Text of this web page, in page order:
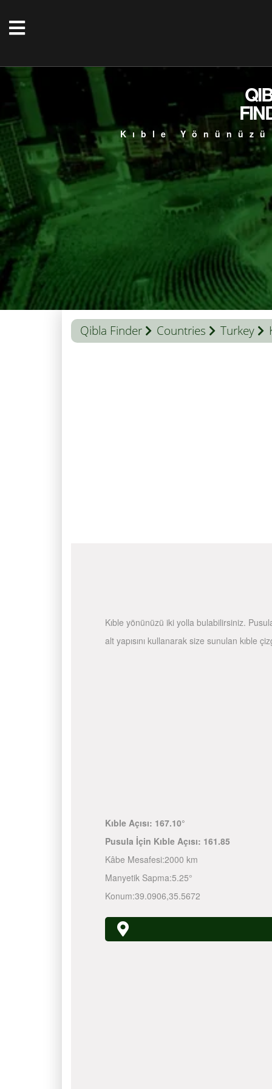
Kıble
Qibla Finder Countries Turkey
Kıble yönünüzü iki yolla bulabilirsiniz.
alt yapısını kullanarak size sunulan kıble
Kıble Açısı: 167.10°
Pusula İçin Kıble Açısı: 161.85
Kâbe Mesafesi:2000 km
Manyetik Sapma:5.25°
Konum:39.0906,35.5672